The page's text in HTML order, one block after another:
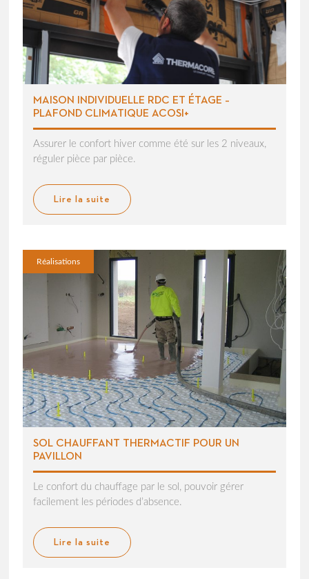
MAISON INDIVIDUELLE RDC ET ÉTAGE –
PLAFOND CLIMATIQUE ACOSI+
Assurer le confort hiver comme été sur les 2 niveaux,
réguler pièce par pièce.
Lire la suite
Réalisations
SOL CHAUFFANT THERMACTIF POUR UN
PAVILLON
Le confort du chauffage par le sol, pouvoir gérer
facilement les périodes d’absence.
Lire la suite